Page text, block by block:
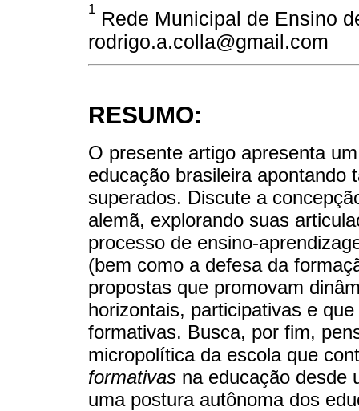
1 Rede Municipal de Ensino
rodrigo.a.colla@gmail.com
RESUMO:
O presente artigo apresenta
educação brasileira apontando
superados. Discute a
alemã, explorando suas
processo de ensino-
(bem como a defesa da
propostas que promovam
horizontais, participativas e
formativas. Busca, por fim,
micropolítica da escola que
formativas na educação desde
uma postura autônoma dos